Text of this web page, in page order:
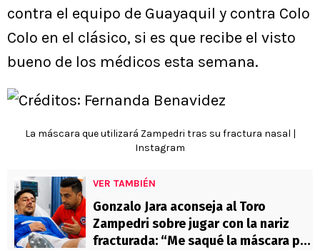
contra el equipo de Guayaquil y contra Colo
Colo en el clásico, si es que recibe el visto
bueno de los médicos esta semana.
La máscara que utilizará Zampedri tras su fractura nasal |
Instagram
VER TAMBIÉN
Gonzalo Jara aconseja al Toro
Zampedri sobre jugar con la nariz
fracturada: “Me saqué la máscara por